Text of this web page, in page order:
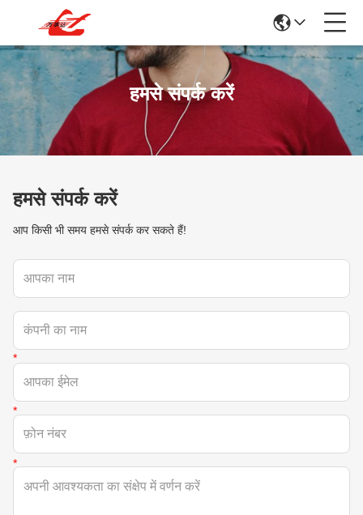
हमसे संपर्क करें
हमसे संपर्क करें
आप किसी भी समय हमसे संपर्क कर सकते हैं!